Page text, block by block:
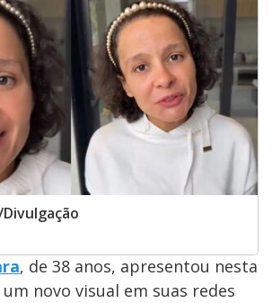
, de 38 anos, apresentou nesta
novo visual em suas redes